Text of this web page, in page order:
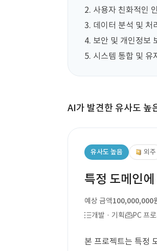
2. 사용자 친화적인
3. 데이터 분석 및 처
4. 보안 및 개인정보
5. 시스템 통합 및 유
AI가 발견한 유사도 높
유사도 높음 외주
특정 도메인
예상 금액100,000,000
개발 · 기획
PC 프
본 프로젝트는 특정